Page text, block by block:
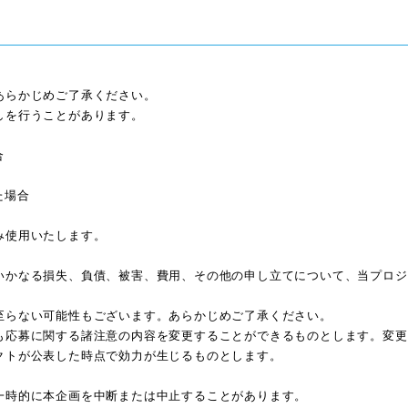
かじめご了承ください。
行うことがあります。
場合
用いたします。
なる損失、負債、被害、費用、その他の申し立てについて、当プロジ
ない可能性もございます。あらかじめご了承ください。
募に関する諸注意の内容を変更することができるものとします。変更
が公表した時点で効力が生じるものとします。
的に本企画を中断または中止することがあります。